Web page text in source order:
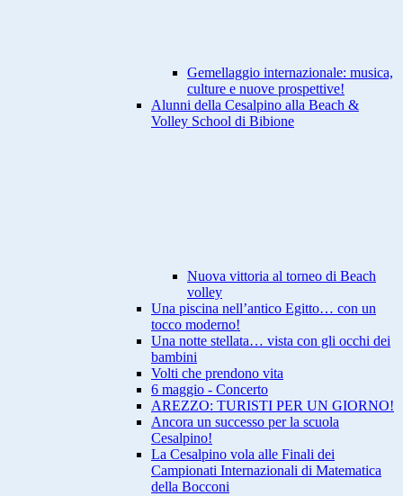
Gemellaggio internazionale: musica,
culture e nuove prospettive!
Alunni della Cesalpino alla Beach &
Volley School di Bibione
Nuova vittoria al torneo di Beach
volley
Una piscina nell’antico Egitto… con un
tocco moderno!
Una notte stellata… vista con gli occhi dei
bambini
Volti che prendono vita
6 maggio - Concerto
AREZZO: TURISTI PER UN GIORNO!
Ancora un successo per la scuola
Cesalpino!
La Cesalpino vola alle Finali dei
Campionati Internazionali di Matematica
della Bocconi